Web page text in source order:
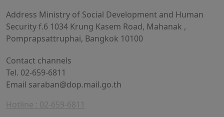
Address Ministry of Social Development and Human
Security f.6 1034 Krung Kasem Road, Mahanak ,
Pomprapsattruphai, Bangkok 10100
Contact channels
Tel. 02-659-6811
Email saraban@dop.mail.go.th
Hotline : 02-659-6811